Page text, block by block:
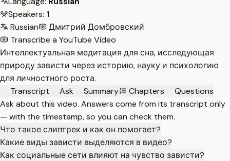
Speakers: 1
Russian
Дмитрий Домбровский
Transcribe a YouTube Video
Интеллектуальная медитация для сна, исследующая
природу зависти через историю, науку и психологию
для личностного роста.
Transcript
Ask Summary Chapters
Questions
Ask about this video. Answers come from its transcript only
— with the timestamp, so you can check them.
Что такое слиптрек и как он помогает?
Какие виды зависти выделяются в видео?
Как социальные сети влияют на чувство зависти?